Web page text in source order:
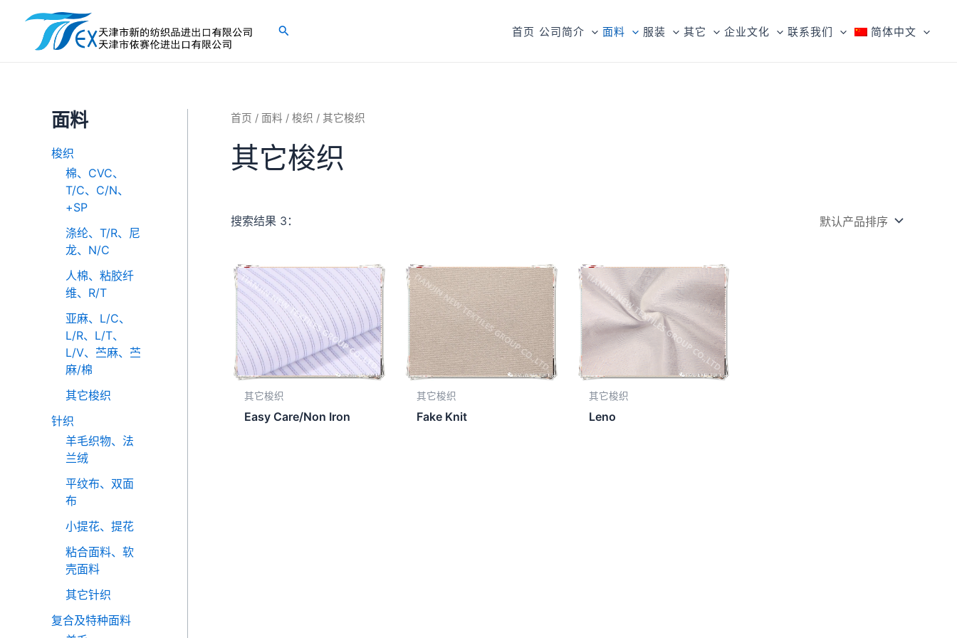
搜
首页 公司简介 面料 服装 其它 企业文化 联系我们 简体中文
面料
梭织
棉、CVC、
T/C、C/N、
+SP
涤纶、T/R、尼
龙、N/C
人棉、粘胶纤
维、R/T
亚麻、L/C、
L/R、L/T、
L/V、苎麻、苎
麻/棉
其它梭织
针织
羊毛织物、法
兰绒
平纹布、双面
布
小提花、提花
粘合面料、软
壳面料
其它针织
复合及特种面料
首页 / 面料 / 梭织 / 其它梭织
其它梭织
搜索结果 3：
其它梭织
Easy Care/Non Iron
其它梭织
Fake Knit
其它梭织
Leno